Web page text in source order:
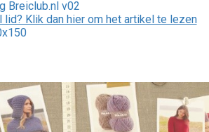
lid? Klik dan hier om het artikel te lezen